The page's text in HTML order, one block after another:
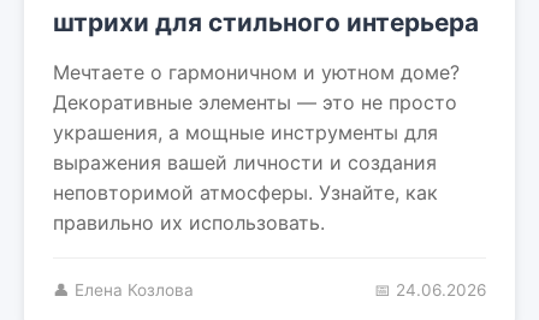
штрихи для стильного интерьера
Мечтаете о гармоничном и уютном доме?
Декоративные элементы — это не просто
украшения, а мощные инструменты для
выражения вашей личности и создания
неповторимой атмосферы. Узнайте, как
правильно их использовать.
👤 Елена Козлова 📅 24.06.2026